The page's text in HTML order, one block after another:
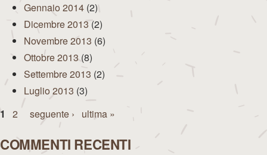
Gennaio 2014 (2)
Dicembre 2013 (2)
Novembre 2013 (6)
Ottobre 2013 (8)
Settembre 2013 (2)
Luglio 2013 (3)
Pagine
1 2 seguente › ultima »
COMMENTI RECENTI